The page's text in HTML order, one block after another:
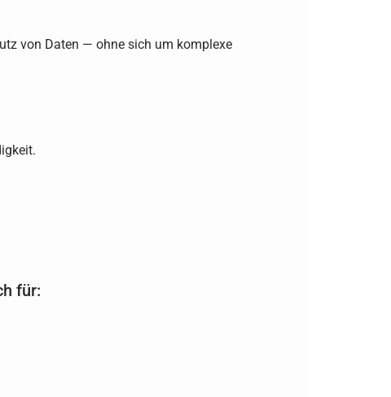
von Daten — ohne sich um komplexe
für: